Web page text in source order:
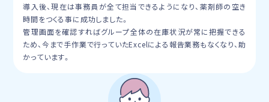
導入後、現在は事務員が全て担当できるようになり、薬剤師の空き
時間をつくる事に成功しました。
管理画面を確認すればグループ全体の在庫状況が常に把握できる
ため、今まで手作業で行っていたExcelによる報告業務もなくなり、助
かっています。